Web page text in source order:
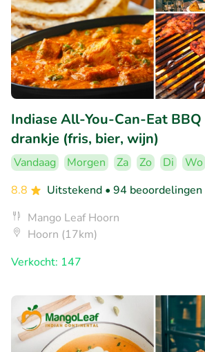
Indiase All-You-Can-Eat
drankje (fris, bier, wijn)
Vandaag Morgen Za Zo Di
Wo
8.8
Uitstekend • 94 beoordelingen
Mango Leaf Hoorn
Hoorn (17km)
Verkocht: 147